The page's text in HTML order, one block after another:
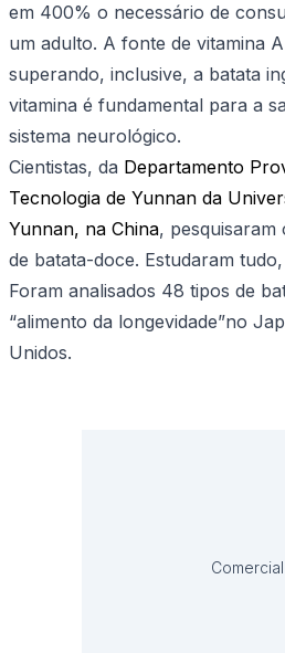
em 400% o necessário de
um adulto. A fonte de vitamina
superando, inclusive, a batata
vitamina é fundamental para a
sistema neurológico.
Cientistas, da Departamento
Tecnologia de Yunnan da
Yunnan, na China, pesquisaram
de batata-doce. Estudaram
Foram analisados 48 tipos de
“alimento da longevidade”no
Unidos.
Comercial